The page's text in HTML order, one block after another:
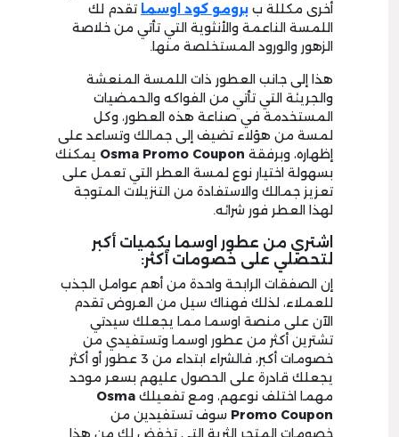
أخرى مكللة ب برومو كود اوسما تقدم لك
اللمسة الناعمة والأنثوية التي تأتي من خلاصة
الزهور والورود المستخلصة منها.
هذا إلى جانب العطور ذات اللمسة المنعشة
والجريئة التي تأتي من الفواكه والحمضيات
المستخدمة في صناعة هذه العطور، وكل
لمسة من هؤلاء تضيف إلى جمالك وتساعد على
إظهاره، وبرفقة Osma Promo Coupon يمكنك
بسهولة اختيار نوع لمسة العطر التي تعمل على
تعزيز جمالك والاستفادة من التنزيلات المتوجة
لهذا العطر فور شرائه.
اشتري من عطور اوسما بكميات أكبر
لتحصلي على خصومات أكثر:
إن الصفقات الرابحة واحدة من أهم عوامل الجذب
للعملاء، لذلك فهناك سيل من العروض تقدم
الآن على منصة اوسما مما يجعلك سيدتي
تشترين أكثر من عطور اوسما وتستفيدي من
خصومات أكبر، فالشراء ابتداء من 3 عطور أو أكثر
يجعلك قادرة على الحصول عليهم بسعر موحد
مهما اختلف نوعهم، ومع تفعيلك Osma
Promo Coupon سوف تستفيدين من
خصومات المتجر الثرية التي تخفض لك من هذا